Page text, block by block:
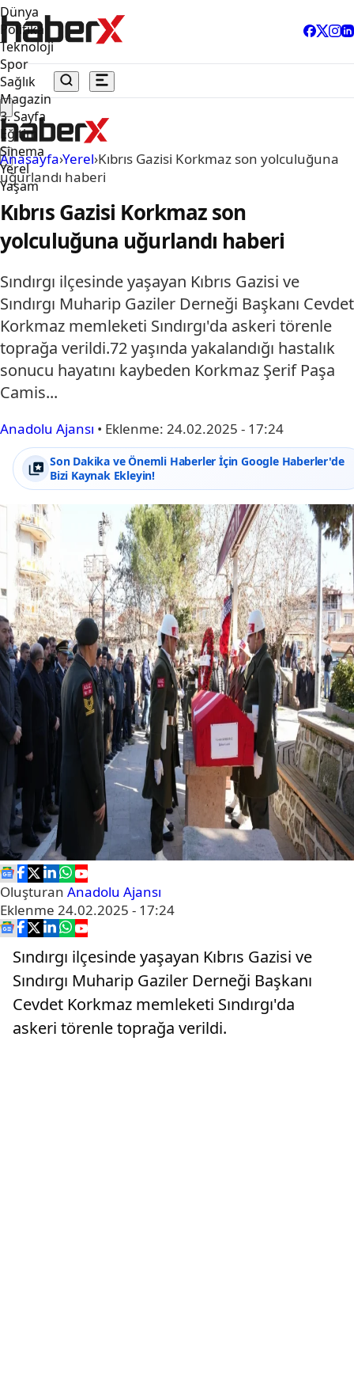
Dünya
Politika
Teknoloji
Spor
Sağlık
Magazin
3. Sayfa
Eğitim
Sinema
Yerel
Yaşam
Anasayfa›Yerel›Kıbrıs Gazisi Korkmaz son yolculuğuna
uğurlandı haberi
Kıbrıs Gazisi Korkmaz son
yolculuğuna uğurlandı haberi
Sındırgı ilçesinde yaşayan Kıbrıs Gazisi ve
Sındırgı Muharip Gaziler Derneği Başkanı Cevdet
Korkmaz memleketi Sındırgı'da askeri törenle
toprağa verildi.72 yaşında yakalandığı hastalık
sonucu hayatını kaybeden Korkmaz Şerif Paşa
Camis...
Anadolu Ajansı • Eklenme: 24.02.2025 - 17:24
Son Dakika ve Önemli Haberler İçin Google Haberler'de
Bizi Kaynak Ekleyin!
Oluşturan Anadolu Ajansı
Eklenme 24.02.2025 - 17:24
Sındırgı ilçesinde yaşayan Kıbrıs Gazisi ve
Sındırgı Muharip Gaziler Derneği Başkanı
Cevdet Korkmaz memleketi Sındırgı'da
askeri törenle toprağa verildi.